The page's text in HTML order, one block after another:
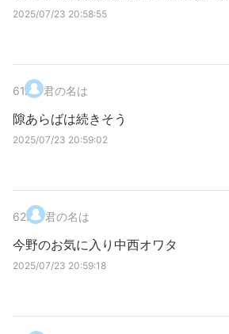
2025/07/23 20:58:55
61. 君の名は
隙あらばは続きそう
2025/07/23 20:59:02
62. 君の名は
今野のお気に入り中西オワタ
2025/07/23 20:59:18